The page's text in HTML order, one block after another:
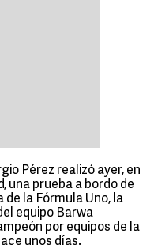
Pérez realizó ayer, en
una prueba a bordo de
la Fórmula Uno, la
equipo Barwa
por equipos de la
unos días.